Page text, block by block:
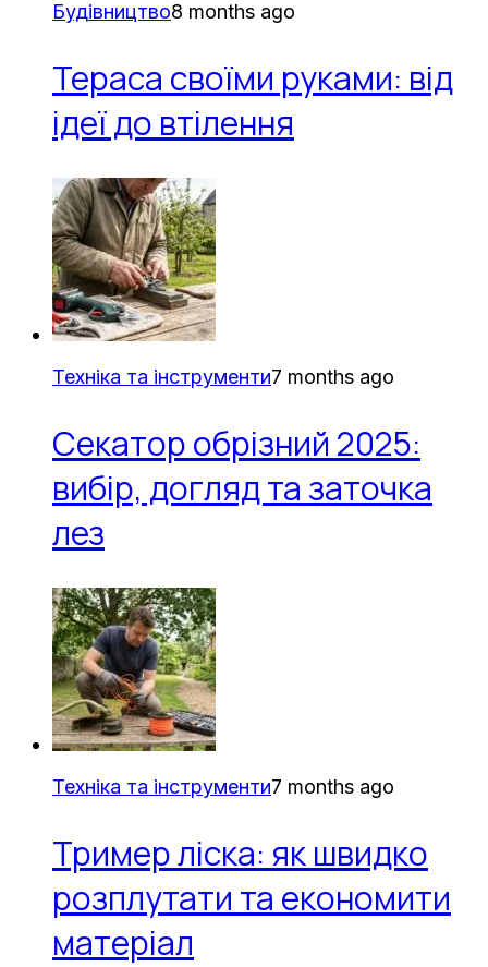
Будівництво8 months ago
Тераса своїми руками: від
ідеї до втілення
Техніка та інструменти7 months ago
Секатор обрізний 2025:
вибір, догляд та заточка
лез
Техніка та інструменти7 months ago
Тример ліска: як швидко
розплутати та економити
матеріал